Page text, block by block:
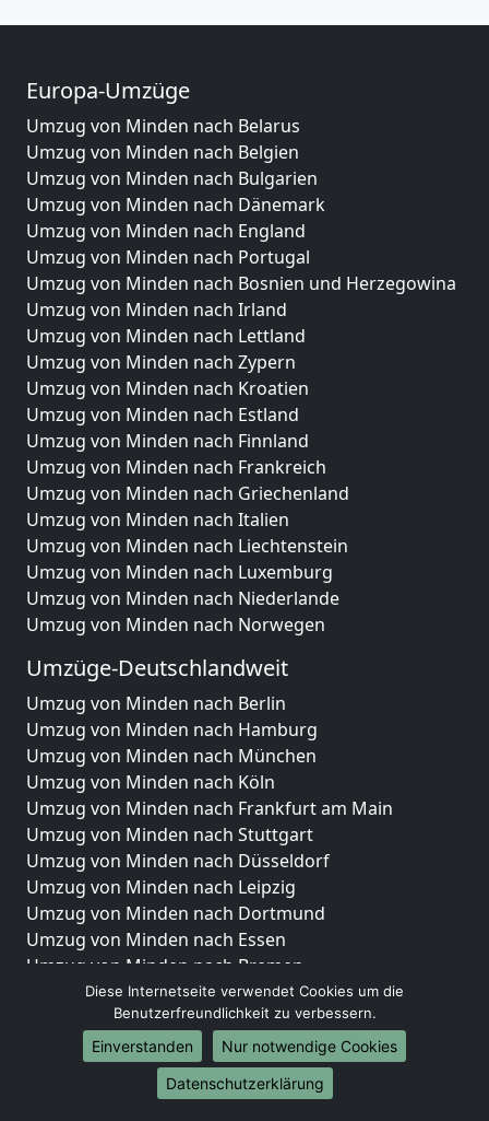
Europa-Umzüge
Umzug von Minden nach Belarus
Umzug von Minden nach Belgien
Umzug von Minden nach Bulgarien
Umzug von Minden nach Dänemark
Umzug von Minden nach England
Umzug von Minden nach Portugal
Umzug von Minden nach Bosnien und Herzegowina
Umzug von Minden nach Irland
Umzug von Minden nach Lettland
Umzug von Minden nach Zypern
Umzug von Minden nach Kroatien
Umzug von Minden nach Estland
Umzug von Minden nach Finnland
Umzug von Minden nach Frankreich
Umzug von Minden nach Griechenland
Umzug von Minden nach Italien
Umzug von Minden nach Liechtenstein
Umzug von Minden nach Luxemburg
Umzug von Minden nach Niederlande
Umzug von Minden nach Norwegen
Umzüge-Deutschlandweit
Umzug von Minden nach Berlin
Umzug von Minden nach Hamburg
Umzug von Minden nach München
Umzug von Minden nach Köln
Umzug von Minden nach Frankfurt am Main
Umzug von Minden nach Stuttgart
Umzug von Minden nach Düsseldorf
Umzug von Minden nach Leipzig
Umzug von Minden nach Dortmund
Umzug von Minden nach Essen
Umzug von Minden nach Bremen
Umzug von Minden nach Dresden
Umzug von Minden nach Hannover
Umzug von Minden nach Nürnberg
Umzug von Minden nach Duisburg
Umzug von Minden nach Bochum
Diese Internetseite verwendet Cookies um die
Benutzerfreundlichkeit zu verbessern.
Einverstanden
Nur notwendige Cookies
Datenschutzerklärung